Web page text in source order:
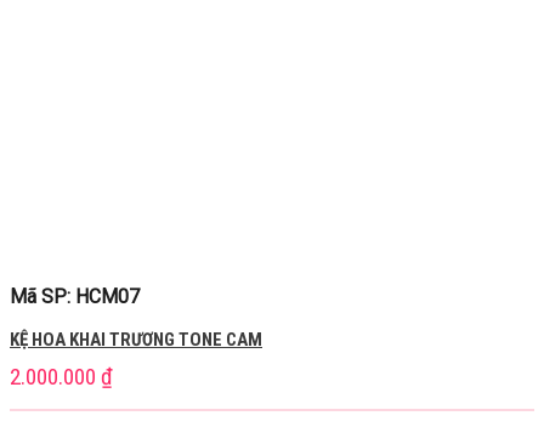
Mã SP: HCM07
KỆ HOA KHAI TRƯƠNG TONE CAM
2.000.000 ₫